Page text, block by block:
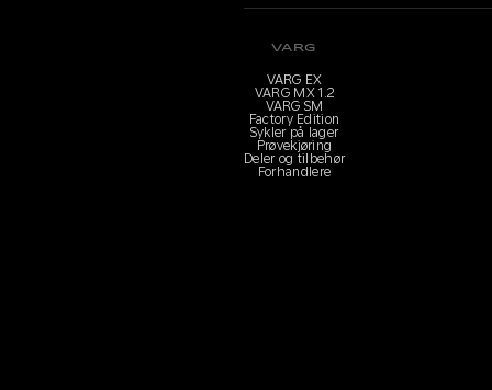
VARG
VARG EX
VARG MX 1.2
VARG SM
Factory Edition
Sykler på lager
Prøvekjøring
Deler og tilbehør
Forhandlere